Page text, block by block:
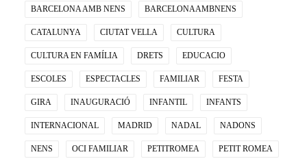
BARCELONA AMB NENS BARCELONAAMBNENS
CATALUNYA CIUTAT VELLA CULTURA
CULTURA EN FAMÍLIA DRETS EDUCACIO
ESCOLES ESPECTACLES FAMILIAR FESTA
GIRA INAUGURACIÓ INFANTIL INFANTS
INTERNACIONAL MADRID NADAL NADONS
NENS OCI FAMILIAR PETITROMEA PETIT ROMEA